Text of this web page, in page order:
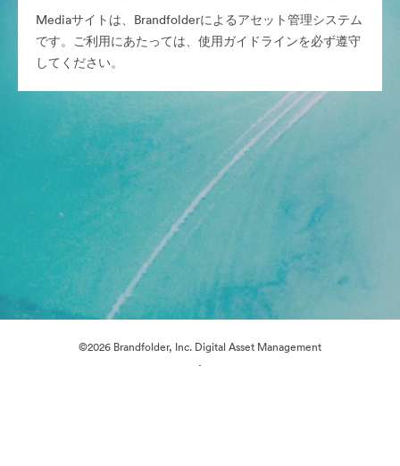
Mediaサイトは、Brandfolderによるアセット管理システム
です。ご利用にあたっては、使用ガイドラインを必ず遵守
してください。
©2026 Brandfolder, Inc. Digital Asset Management
·